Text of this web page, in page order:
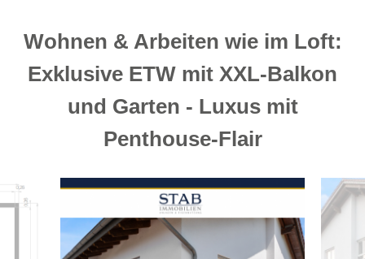
Wohnen & Arbeiten wie im Loft:
Exklusive ETW mit XXL-Balkon
und Garten - Luxus mit
Penthouse-Flair